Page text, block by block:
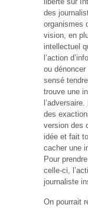
des
organismes
vision, en
intellectuel
l’action
ou
sensé
trouve une
des
version des
idée et fait
cacher une
Pour
celle-ci,
journaliste
On pourrait